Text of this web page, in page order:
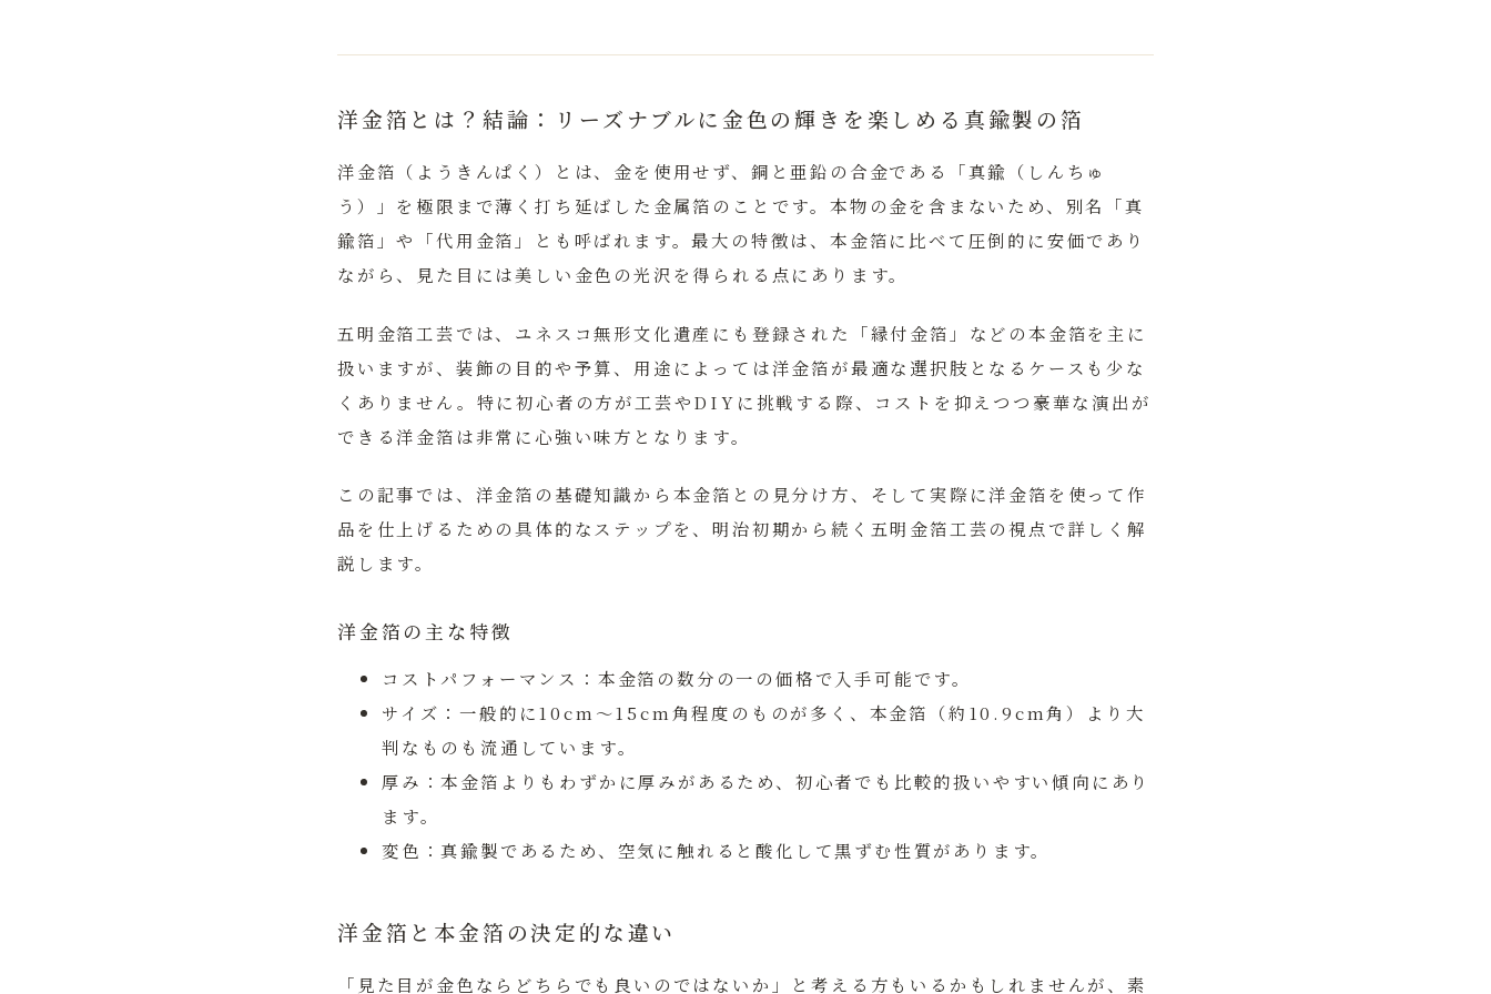
洋金箔とは？結論：リーズナブルに金色の輝きを楽しめる真鍮製の箔
洋金箔（ようきんぱく）とは、金を使用せず、銅と亜鉛の合金である「真鍮（しんちゅ
う）」を極限まで薄く打ち延ばした金属箔のことです。 本物の金を含まないため、別名「真
鍮箔」や「代用金箔」とも呼ばれます。最大の特徴は、本金箔に比べて圧倒的に安価であり
ながら、見た目には美しい金色の光沢を得られる点にあります。
五明金箔工芸では、ユネスコ無形文化遺産にも登録された「縁付金箔」などの本金箔を主に
扱いますが、装飾の目的や予算、用途によっては洋金箔が最適な選択肢となるケースも少な
くありません。特に初心者の方が工芸やDIYに挑戦する際、コストを抑えつつ豪華な演出が
できる洋金箔は非常に心強い味方となります。
この記事では、洋金箔の基礎知識から本金箔との見分け方、そして実際に洋金箔を使って作
品を仕上げるための具体的なステップを、明治初期から続く五明金箔工芸の視点で詳しく解
説します。
洋金箔の主な特徴
コストパフォーマンス： 本金箔の数分の一の価格で入手可能です。
サイズ：一般的に10cm〜15cm角程度のものが多く、本金箔（約10.9cm角）より大
判なものも流通しています。
厚み：本金箔よりもわずかに厚みがあるため、初心者でも比較的扱いやすい傾向にあり
ます。
変色：真鍮製であるため、空気に触れると酸化して黒ずむ性質があります。
洋金箔と本金箔の決定的な違い
「見た目が金色ならどちらでも良いのではないか」と考える方もいるかもしれませんが、素